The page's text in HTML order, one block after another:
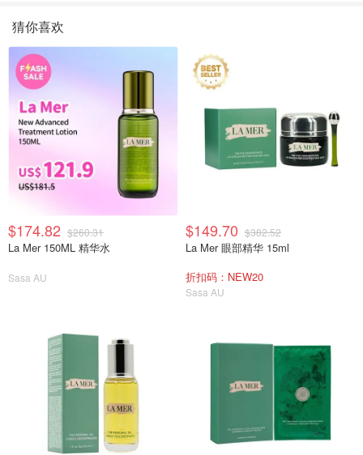
猜你喜欢
$174.82 $260.31
La Mer 150ML 精华水
Sasa AU
$149.70 $382.52
La Mer 眼部精华 15ml
折扣码：NEW20
Sasa AU